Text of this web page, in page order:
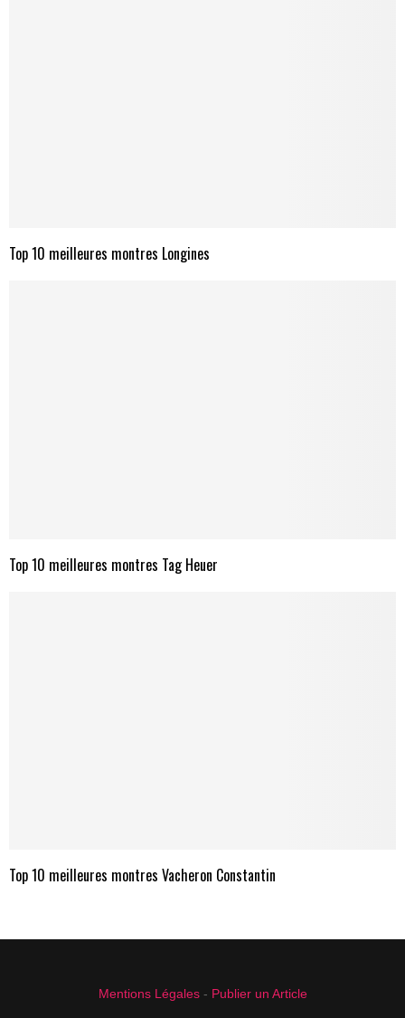
Top 10 meilleures montres Longines
Top 10 meilleures montres Tag Heuer
Top 10 meilleures montres Vacheron Constantin
Mentions Légales- Publier un Article